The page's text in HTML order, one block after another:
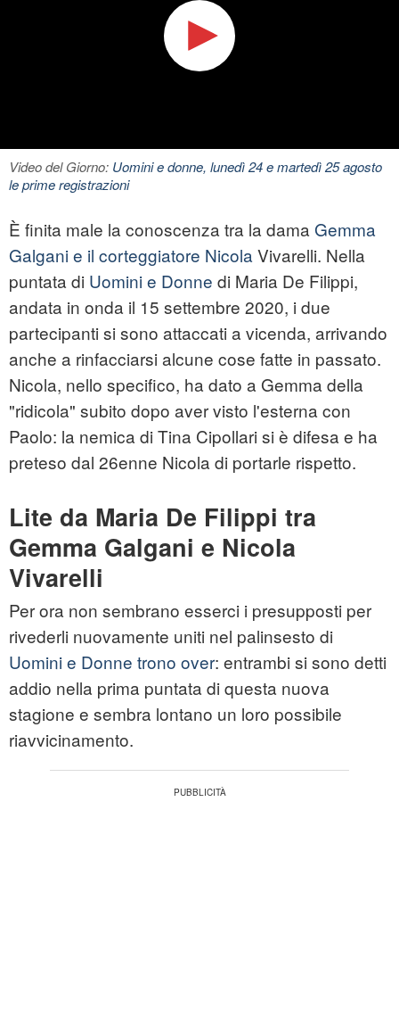
Video del Giorno: Uomini e donne, lunedì 24 e martedì 25 agosto
le prime registrazioni
È finita male la conoscenza tra la dama Gemma
Galgani e il corteggiatore Nicola Vivarelli. Nella
puntata di Uomini e Donne di Maria De Filippi,
andata in onda il 15 settembre 2020, i due
partecipanti si sono attaccati a vicenda, arrivando
anche a rinfacciarsi alcune cose fatte in passato.
Nicola, nello specifico, ha dato a Gemma della
"ridicola" subito dopo aver visto l'esterna con
Paolo: la nemica di Tina Cipollari si è difesa e ha
preteso dal 26enne Nicola di portarle rispetto.
Lite da Maria De Filippi tra
Gemma Galgani e Nicola
Vivarelli
Per ora non sembrano esserci i presupposti per
rivederli nuovamente uniti nel palinsesto di
Uomini e Donne trono over: entrambi si sono detti
addio nella prima puntata di questa nuova
stagione e sembra lontano un loro possibile
riavvicinamento.